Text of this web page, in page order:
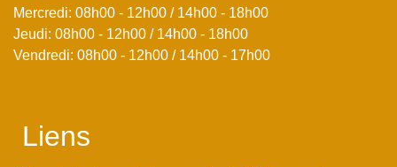
Mercredi: 08h00 - 12h00 / 14h00 - 18h00
Jeudi: 08h00 - 12h00 / 14h00 - 18h00
Vendredi: 08h00 - 12h00 / 14h00 - 17h00
Liens